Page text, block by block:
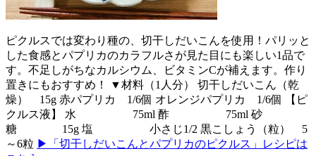
ピクルスでは変わり種の、切干しだいこんを使用！パリッと
した食感とパプリカのカラフルさが見た目にも楽しい1品で
す。不足しがちなカルシウム、ビタミンCが補えます。作り
置きにもおすすめ！ ▼材料（1人分） 切干しだいこん（乾
燥） 15g 赤パプリカ 1/6個 オレンジパプリカ 1/6個 【ピ
クルス液】 水 75ml 酢 75ml 砂
糖 15g 塩 小さじ1/2 黒こしょう（粒） 5
～6粒 ▶「切干しだいこんとパプリカのピクルス」レシピは